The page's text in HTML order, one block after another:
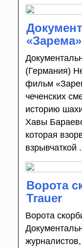
(Германия)
фильм
чеченских
историю
Хавы
которая
взрывчаткой
Ворота
Trauer
Ворота